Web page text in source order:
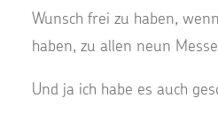
Wunsch frei zu haben,
haben, zu allen neun
Und ja ich habe es auch